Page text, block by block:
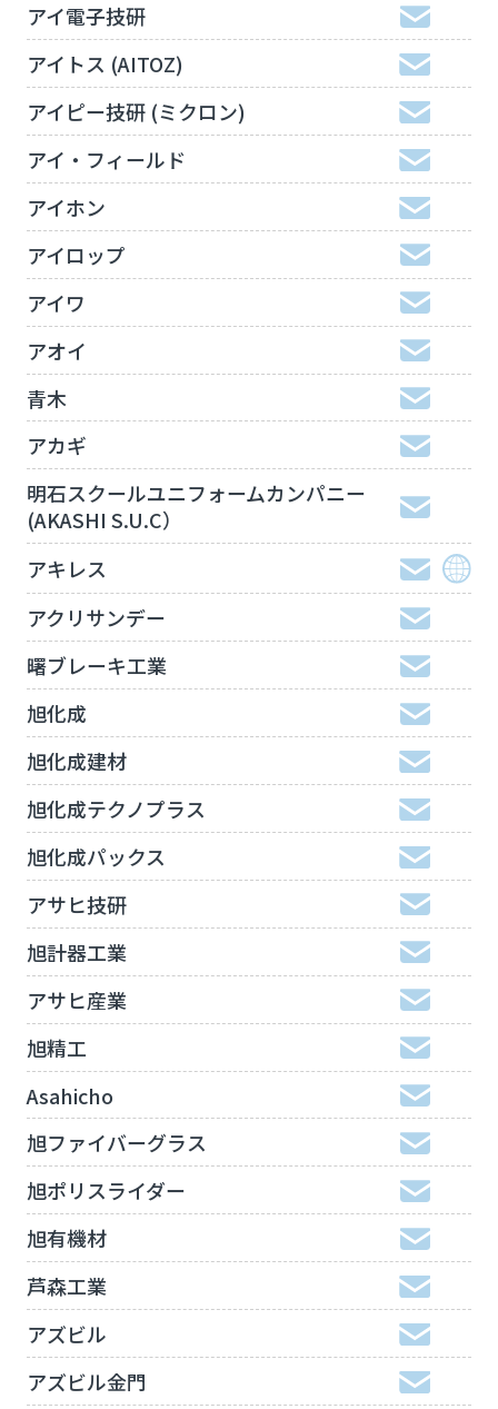
アイ電子技研
アイトス (AITOZ)
アイピー技研 (ミクロン)
アイ・フィールド
アイホン
アイロップ
アイワ
アオイ
青木
アカギ
明石スクールユニフォームカンパニー
(AKASHI S.U.C）
アキレス
アクリサンデー
曙ブレーキ工業
旭化成
旭化成建材
旭化成テクノプラス
旭化成パックス
アサヒ技研
旭計器工業
アサヒ産業
旭精工
Asahicho
旭ファイバーグラス
旭ポリスライダー
旭有機材
芦森工業
アズビル
アズビル金門